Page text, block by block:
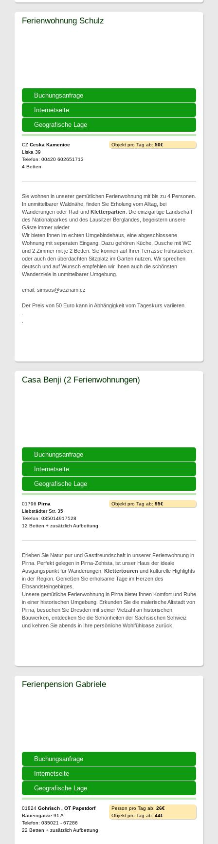
Buchungsanfrage
Internetseite
Geografische Lage
Ferienwohnung Schulz
CZ Ceska Kamenice
Liska 39
Telefon: 00420 602651713
4 Betten
Objekt pro Tag ab: 50€
Sie wohnen in unserer gemütlichen Ferienwohnung mit bis zu 4 Personen.
In unmittelbarer Waldnähe, finden Sie Erholung vom Alltag, bei
Wanderungen oder Rad-und Kletterpartien . Die einzigartige Landschaft
des Nationalparkes und des Lausitzer Berglandes, begeistern unsere
Gäste immer wieder.
Wir bieten Ihnen im echten Umgebindehaus, eine abgeschlossene
Wohnung mit seperaten Eingang. Dazu gehören Küche, Dusche mit WC
und 2 Zimmer mit je 2 Betten. Sie können auf Ihrer Terrasse frühstücken,
oder auch den überdachten Sitzplatz im Garten nutzen. Wir sprechen
deutsch und auf Wunsch empfehlen wir Ihnen auch die schönsten
Wanderziele in unmittelbarer Umgebung.
email: simsos@seznam.cz
Der Preis von 50 Euro kann in Abhängigkeit vom Tageskurs variieren.
Buchungsanfrage
Internetseite
Geografische Lage
Casa Benji (2 Ferienwohnungen)
01796 Pirna
Liebstädter Str. 35
Telefon: 035014917528
12 Betten + zusätzlich Aufbettung
Objekt pro Tag ab: 95€
Erleben Sie Natur pur und Gastfreundschaft in unserer Ferienwohnung in
Pirna. Perfekt gelegen in Pirna-Zehista, ist unser Haus der ideale
Ausgangspunkt für Wanderungen, Klettertouren und kulturelle Highlights
in der Region. Genießen Sie erholsame Tage im Herzen des
Elbsandsteingebirges.
Unsere gemütliche Ferienwohnung in Pirna bietet Ihnen Komfort und Ruhe
in einer historischen Umgebung. Erkunden Sie die malerische Altstadt von
Pirna, besuchen Sie Dresden mit seiner Vielzahl an historischen
Bauwerken, entdecken Sie die Schönheiten der Sächsischen Schweiz
und kehren Sie abends in Ihre persönliche Wohlfühloase zurück.
Buchungsanfrage
Internetseite
Geografische Lage
Ferienpension Gabriele
01824 Gohrisch , OT Papstdorf
Bauerngasse 91 A
Telefon: 035021 - 67286
22 Betten + zusätzlich Aufbettung
Person pro Tag ab: 26€
Objekt pro Tag ab: 44€